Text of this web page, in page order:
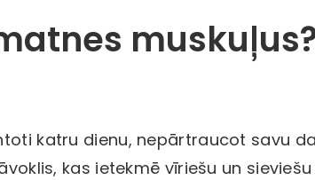
katru dienu, nepārtraucot savu
kas ietekmē vīriešu un